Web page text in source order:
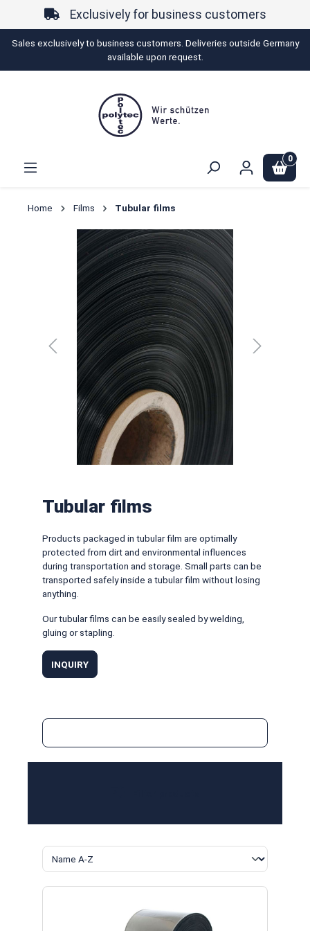
Exclusively for business customers
Sales exclusively to business customers. Deliveries outside Germany
available upon request.
0
Home Films Tubular films
Skip image gallery
Tubular films
Products packaged in tubular film are optimally
protected from dirt and environmental influences
during transportation and storage. Small parts can be
transported safely inside a tubular film without losing
anything.
Our tubular films can be easily sealed by welding,
gluing or stapling.
INQUIRY